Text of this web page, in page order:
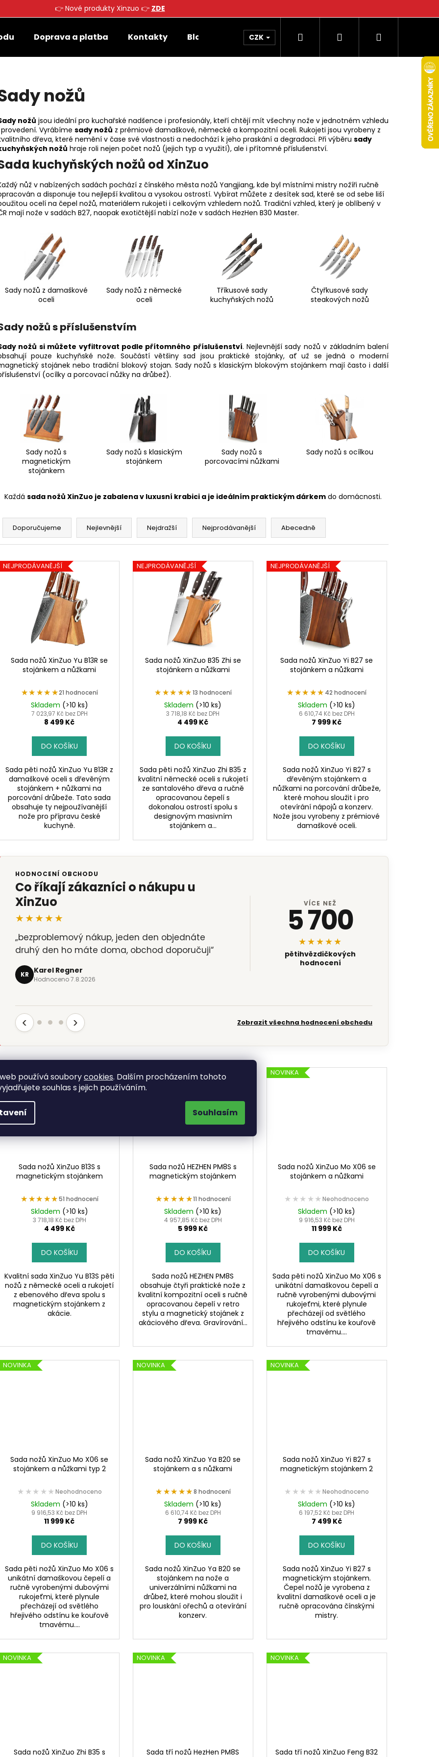
👉 Nové produkty Xinzuo 👉 ZDE
používá souborycookies. Dalším procházením tohoto
souhlas s jejich používáním.
Souhlasím
Doprava a platba Kontakty Blog CZK Hledat PřihlášeníNákupní
nožů
nožů jsou ideální pro kuchařské nadšence i profesionály, kteří chtějí mít všechny nože v jednotném vzhledu
Vyrábíme sady nožů z prémiové damaškové, německé a kompozitní oceli. Rukojeti jsou vyrobeny z
dřeva, které nemění v čase své vlastnosti a nedochází k jeho praskání a degradaci. Při výběru sady
nožů hraje roli nejen počet nožů (jejich typ a využití), ale i přítomné příslušenství.
kuchyňských nožů od XinZuo
nůž v nabízených sadách pochází z čínského města nožů Yangjiang, kde byl místními mistry nožíři ručně
a disponuje tou nejlepší kvalitou a vysokou ostrostí. Vybírat můžete z desítek sad, které se od sebe liší
ocelí na čepel nožů, materiálem rukojeti i celkovým vzhledem nožů. Tradiční vzhled, který je oblíbený v
mají nože v sadách B27, naopak exotičtější nabízí nože v sadách HezHen B30 Master.
Sady nožů z damaškové
oceli
Sady nožů z německé
oceli
Tříkusové sady
kuchyňských nožů
Čtyřkusové sady
steakových nožů
nožů s příslušenstvím
nožů si můžete vyfiltrovat podle přítomného příslušenství. Nejlevnější sady nožů v základním balení
pouze kuchyňské nože. Součástí většiny sad jsou praktické stojánky, ať už se jedná o moderní
stojánek nebo tradiční blokový stojan. Sady nožů s klasickým blokovým stojánkem mají často i další
(ocílky a porcovací nůžky na drůbež).
Sady nožů s
magnetickým
stojánkem
Sady nožů s klasickým
stojánkem
Sady nožů s
porcovacími nůžkami
Sady nožů s ocílkou
Každá sada nožů XinZuo je zabalena v luxusní krabici a je ideálním praktickým dárkem do domácnosti.
Doporučujeme Nejlevnější Nejdražší Nejprodávanější Abecedně
NEJPRODÁVANĚJŠÍ
Sada nožů XinZuo Yu B13R se
stojánkem a nůžkami
★★★★★
★★★★★21 hodnocení
Skladem (>10 ks)
7 023,97 Kč bez DPH
8 499 Kč
DO KOŠÍKU
Sada pěti nožů XinZuo Yu B13R z
damaškové oceli s dřevěným
stojánkem + nůžkami na
porcování drůbeže. Tato sada
obsahuje ty nejpoužívanější
nože pro přípravu české
kuchyně.
NEJPRODÁVANĚJŠÍ
Sada nožů XinZuo B35 Zhi se
stojánkem a nůžkami
★★★★★
★★★★★13 hodnocení
Skladem (>10 ks)
3 718,18 Kč bez DPH
4 499 Kč
DO KOŠÍKU
Sada pěti nožů XinZuo Zhi B35 z
kvalitní německé oceli s rukojetí
ze santalového dřeva a ručně
opracovanou čepelí s
dokonalou ostrostí spolu s
designovým masivním
stojánkem a...
NEJPRODÁVANĚJŠÍ
Sada nožů XinZuo Yi B27 se
stojánkem a nůžkami
★★★★★
★★★★★ 42 hodnocení
Skladem (>10 ks)
6 610,74 Kč bez DPH
7 999 Kč
DO KOŠÍKU
Sada nožů XinZuo Yi B27 s
dřevěným stojánkem a
nůžkami na porcování drůbeže,
které mohou sloužit i pro
otevírání nápojů a konzerv.
Nože jsou vyrobeny z prémiové
damaškové oceli.
HODNOCENÍ OBCHODU
Co říkají zákazníci o nákupu u
XinZuo
★★★★★
„bezproblemový nákup, jeden den objednáte
druhý den ho máte doma, obchod doporučuji“
KR Karel Regner
Hodnoceno 7.8.2026
„objednávka č.42610461 - magnetická lišta na
nože- jeden den objednána a druhy den
odpoledne k odebrání (Zásilkovna).…“
Karel Sima
VÍCE NEŽ
5 700
★★★★★
pětihvězdičkových
hodnocení
‹ › Zobrazit všechna hodnocení obchodu
NEJPRODÁVANĚJŠÍ
Sada nožů XinZuo B13S s
magnetickým stojánkem
★★★★★
★★★★★51 hodnocení
Skladem (>10 ks)
3 718,18 Kč bez DPH
4 499 Kč
DO KOŠÍKU
Kvalitní sada XinZuo Yu B13S pěti
nožů z německé oceli a rukojetí
z ebenového dřeva spolu s
magnetickým stojánkem z
akácie.
NOVINKA
Sada nožů HEZHEN PM8S s
magnetickým stojánkem
★★★★★
★★★★★11 hodnocení
Skladem (>10 ks)
4 957,85 Kč bez DPH
5 999 Kč
DO KOŠÍKU
Sada nožů HEZHEN PM8S
obsahuje čtyři praktické nože z
kvalitní kompozitní oceli s ručně
opracovanou čepelí v retro
stylu a magnetický stojánek z
akáciového dřeva. Gravírování...
NOVINKA
Sada nožů XinZuo Mo X06 se
stojánkem a nůžkami
★★★★★
★★★★★ Neohodnoceno
Skladem (>10 ks)
9 916,53 Kč bez DPH
11 999 Kč
DO KOŠÍKU
Sada pěti nožů XinZuo Mo X06 s
unikátní damaškovou čepelí a
ručně vyrobenými dubovými
rukojeťmi, které plynule
přecházejí od světlého
hřejivého odstínu ke kouřově
tmavému....
NOVINKA
Sada nožů XinZuo Mo X06 se
stojánkem a nůžkami typ 2
★★★★★
★★★★★ Neohodnoceno
Skladem (>10 ks)
9 916,53 Kč bez DPH
11 999 Kč
DO KOŠÍKU
Sada pěti nožů XinZuo Mo X06 s
unikátní damaškovou čepelí a
ručně vyrobenými dubovými
rukojeťmi, které plynule
přecházejí od světlého
hřejivého odstínu ke kouřově
tmavému....
NOVINKA
Sada nožů XinZuo Ya B20 se
stojánkem a s nůžkami
★★★★★
★★★★★8 hodnocení
Skladem (>10 ks)
6 610,74 Kč bez DPH
7 999 Kč
DO KOŠÍKU
Sada nožů XinZuo Ya B20 se
stojánkem na nože a
univerzálními nůžkami na
drůbež, které mohou sloužit i
pro louskání ořechů a otevírání
konzerv.
NOVINKA
Sada nožů XinZuo Yi B27 s
magnetickým stojánkem 2
★★★★★
★★★★★ Neohodnoceno
Skladem (>10 ks)
6 197,52 Kč bez DPH
7 499 Kč
DO KOŠÍKU
Sada nožů XinZuo Yi B27 s
magnetickým stojánkem.
Čepel nožů je vyrobena z
kvalitní damaškové oceli a je
ručně opracována čínskými
mistry.
NOVINKA
Sada nožů XinZuo Zhi B35 s
NOVINKA
Sada tří nožů HezHen PM8S
NOVINKA
Sada tří nožů XinZuo Feng B32
Co potřebujete najít?
Doporučujeme